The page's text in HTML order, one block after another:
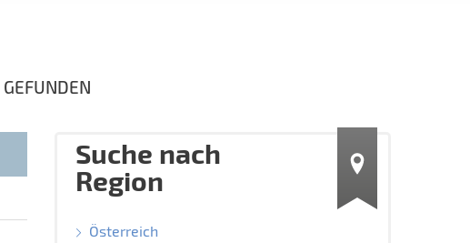
GEFUNDEN
Suche nach
Region
Österreich